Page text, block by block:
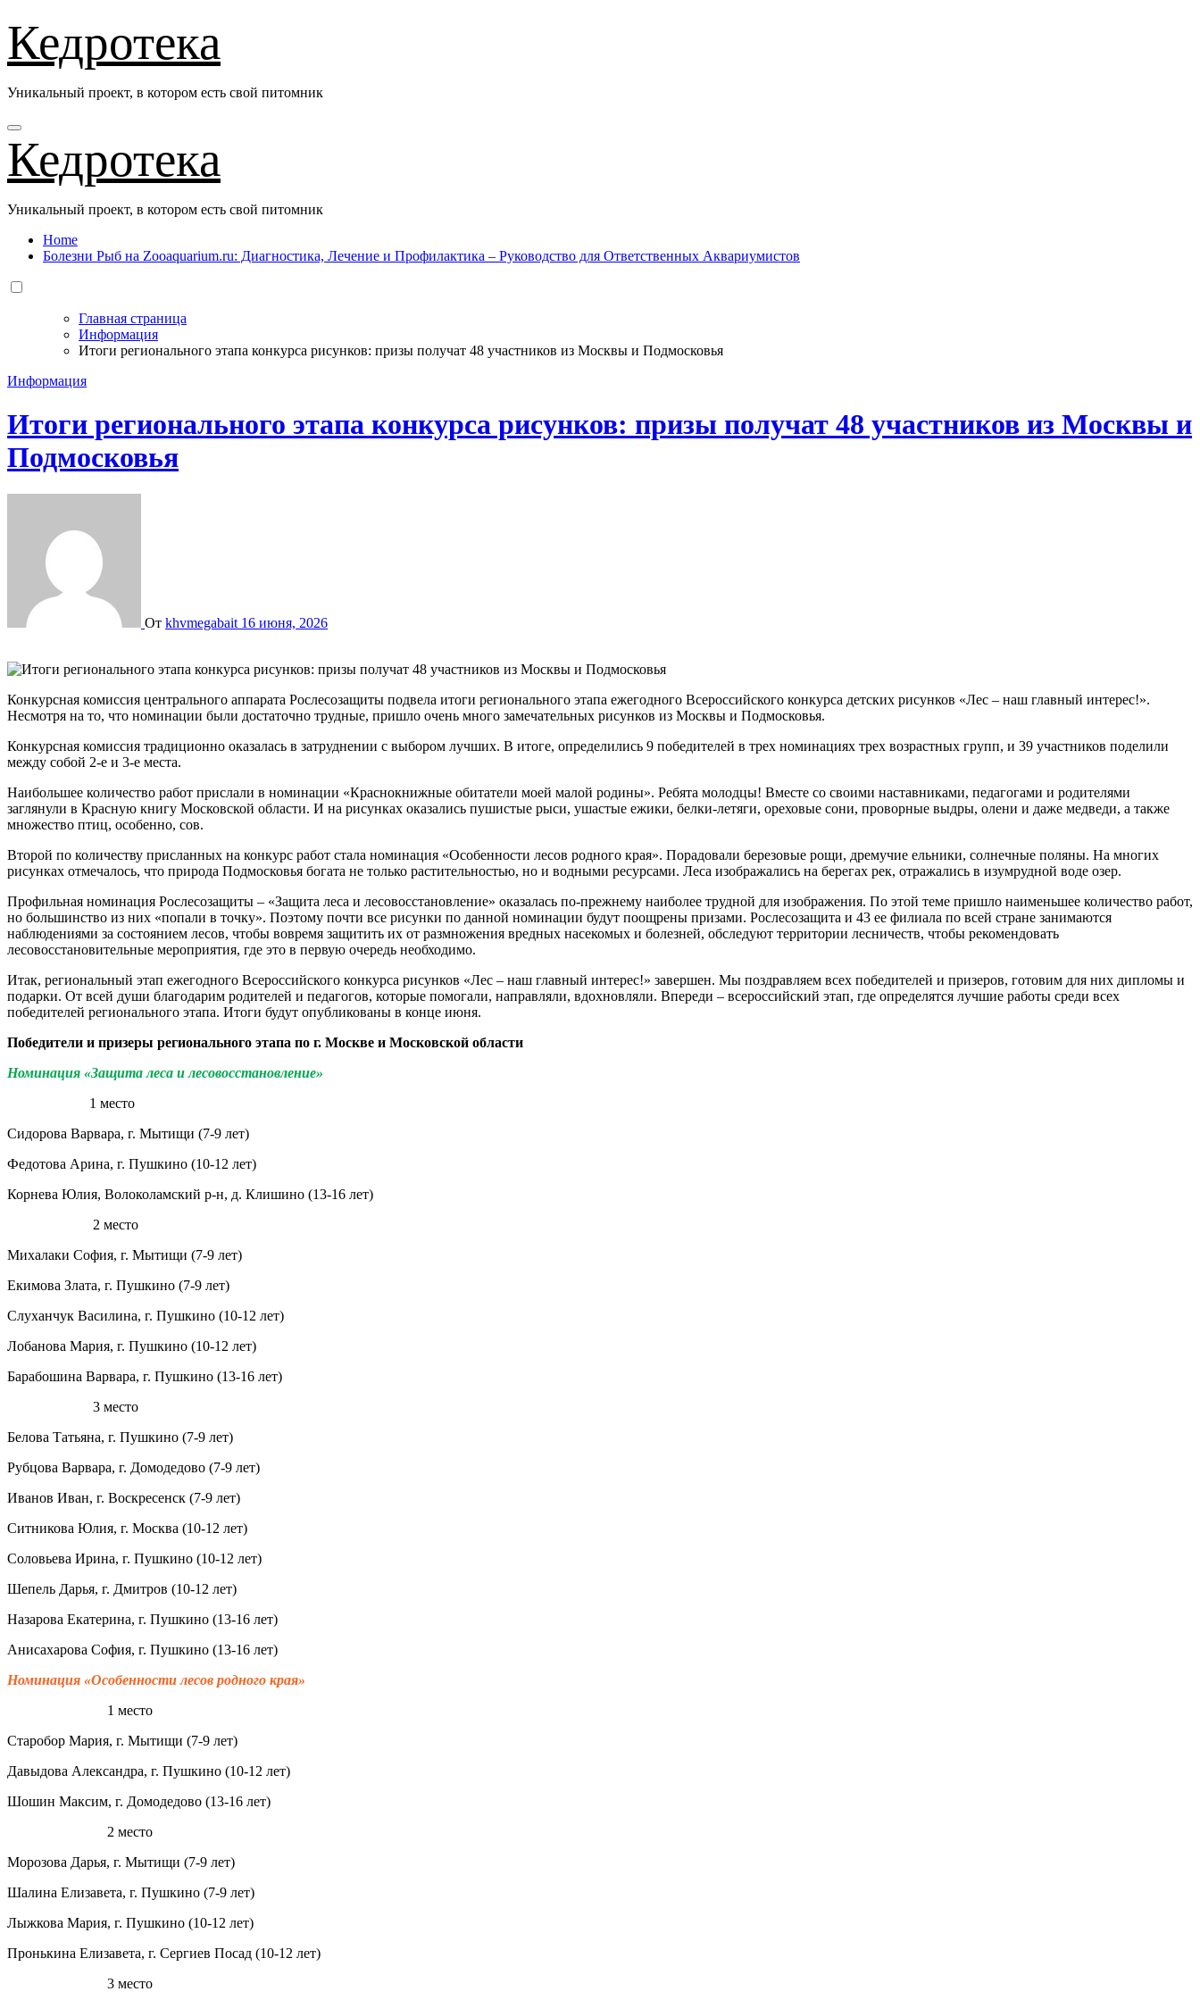
содержанию
Кедротека
Уникальный проект, в котором есть свой питомник
Кедротека
Уникальный проект, в котором есть свой питомник
Home
Болезни Рыб на Zooaquarium.ru: Диагностика, Лечение и Профилактика – Руководство для Ответственных Аквариумистов
Главная страница
Информация
Итоги регионального этапа конкурса рисунков: призы получат 48 участников из Москвы и Подмосковья
Информация
Итоги регионального этапа конкурса рисунков: призы получат 48 участников из Москвы и
Подмосковья
От khvmegabait 16 июня, 2026
Конкурсная комиссия центрального аппарата Рослесозащиты подвела итоги регионального этапа ежегодного Всероссийского конкурса детских рисунков «Лес – наш главный интерес!».
Несмотря на то, что номинации были достаточно трудные, пришло очень много замечательных рисунков из Москвы и Подмосковья.
Конкурсная комиссия традиционно оказалась в затруднении с выбором лучших. В итоге, определились 9 победителей в трех номинациях трех возрастных групп, и 39 участников поделили
между собой 2-е и 3-е места.
Наибольшее количество работ прислали в номинации «Краснокнижные обитатели моей малой родины». Ребята молодцы! Вместе со своими наставниками, педагогами и родителями
заглянули в Красную книгу Московской области. И на рисунках оказались пушистые рыси, ушастые ежики, белки-летяги, ореховые сони, проворные выдры, олени и даже медведи, а также
множество птиц, особенно, сов.
Второй по количеству присланных на конкурс работ стала номинация «Особенности лесов родного края». Порадовали березовые рощи, дремучие ельники, солнечные поляны. На многих
рисунках отмечалось, что природа Подмосковья богата не только растительностью, но и водными ресурсами. Леса изображались на берегах рек, отражались в изумрудной воде озер.
Профильная номинация Рослесозащиты – «Защита леса и лесовосстановление» оказалась по-прежнему наиболее трудной для изображения. По этой теме пришло наименьшее количество работ,
но большинство из них «попали в точку». Поэтому почти все рисунки по данной номинации будут поощрены призами. Рослесозащита и 43 ее филиала по всей стране занимаются
наблюдениями за состоянием лесов, чтобы вовремя защитить их от размножения вредных насекомых и болезней, обследуют территории лесничеств, чтобы рекомендовать
лесовосстановительные мероприятия, где это в первую очередь необходимо.
Итак, региональный этап ежегодного Всероссийского конкурса рисунков «Лес – наш главный интерес!» завершен. Мы поздравляем всех победителей и призеров, готовим для них дипломы и
подарки. От всей души благодарим родителей и педагогов, которые помогали, направляли, вдохновляли. Впереди – всероссийский этап, где определятся лучшие работы среди всех
победителей регионального этапа. Итоги будут опубликованы в конце июня.
Победители и призеры регионального этапа по г. Москве и Московской области
Номинация «Защита леса и лесовосстановление»
1 место
Сидорова Варвара, г. Мытищи (7-9 лет)
Федотова Арина, г. Пушкино (10-12 лет)
Корнева Юлия, Волоколамский р-н, д. Клишино (13-16 лет)
2 место
Михалаки София, г. Мытищи (7-9 лет)
Екимова Злата, г. Пушкино (7-9 лет)
Слуханчук Василина, г. Пушкино (10-12 лет)
Лобанова Мария, г. Пушкино (10-12 лет)
Барабошина Варвара, г. Пушкино (13-16 лет)
3 место
Белова Татьяна, г. Пушкино (7-9 лет)
Рубцова Варвара, г. Домодедово (7-9 лет)
Иванов Иван, г. Воскресенск (7-9 лет)
Ситникова Юлия, г. Москва (10-12 лет)
Соловьева Ирина, г. Пушкино (10-12 лет)
Шепель Дарья, г. Дмитров (10-12 лет)
Назарова Екатерина, г. Пушкино (13-16 лет)
Анисахарова София, г. Пушкино (13-16 лет)
Номинация «Особенности лесов родного края»
1 место
Старобор Мария, г. Мытищи (7-9 лет)
Давыдова Александра, г. Пушкино (10-12 лет)
Шошин Максим, г. Домодедово (13-16 лет)
2 место
Морозова Дарья, г. Мытищи (7-9 лет)
Шалина Елизавета, г. Пушкино (7-9 лет)
Лыжкова Мария, г. Пушкино (10-12 лет)
Пронькина Елизавета, г. Сергиев Посад (10-12 лет)
3 место